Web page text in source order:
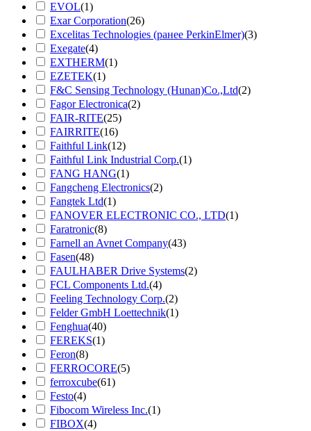
EVOL(1)
Exar Corporation(26)
Excelitas Technologies (ранее PerkinElmer)(3)
Exegate(4)
EXTHERM(1)
EZETEK(1)
F&C Sensing Technology (Hunan)Co.,Ltd(2)
Fagor Electronica(2)
FAIR-RITE(25)
FAIRRITE(16)
Faithful Link(12)
Faithful Link Industrial Corp.(1)
FANG HANG(1)
Fangcheng Electronics(2)
Fangtek Ltd(1)
FANOVER ELECTRONIC CO., LTD(1)
Faratronic(8)
Farnell an Avnet Company(43)
Fasen(48)
FAULHABER Drive Systems(2)
FCL Components Ltd.(4)
Feeling Technology Corp.(2)
Felder GmbH Loettechnik(1)
Fenghua(40)
FEREKS(1)
Feron(8)
FERROCORE(5)
ferroxcube(61)
Festo(4)
Fibocom Wireless Inc.(1)
FIBOX(4)